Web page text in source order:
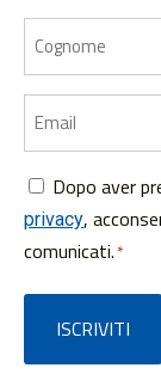
Cognome
Email
Consenso
*
Dopo aver
privacy,
comunicati.*